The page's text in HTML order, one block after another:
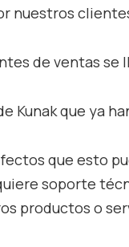
nuestros
de ventas se
Kunak que ya
que esto
soporte
productos o